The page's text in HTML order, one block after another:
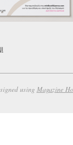
using Magazine